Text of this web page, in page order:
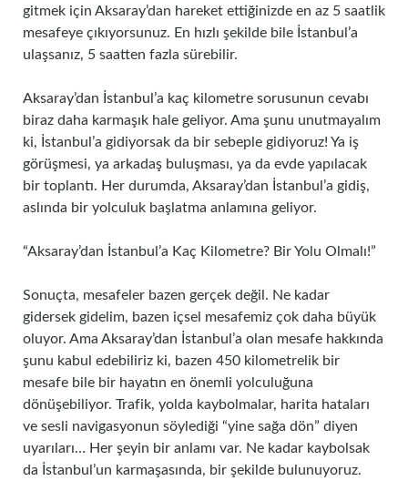
gitmek için Aksaray’dan hareket ettiğinizde en az 5 saatlik
mesafeye çıkıyorsunuz. En hızlı şekilde bile İstanbul’a
ulaşsanız, 5 saatten fazla sürebilir.
Aksaray’dan İstanbul’a kaç kilometre sorusunun cevabı
biraz daha karmaşık hale geliyor. Ama şunu unutmayalım
ki, İstanbul’a gidiyorsak da bir sebeple gidiyoruz! Ya iş
görüşmesi, ya arkadaş buluşması, ya da evde yapılacak
bir toplantı. Her durumda, Aksaray’dan İstanbul’a gidiş,
aslında bir yolculuk başlatma anlamına geliyor.
“Aksaray’dan İstanbul’a Kaç Kilometre? Bir Yolu Olmalı!”
Sonuçta, mesafeler bazen gerçek değil. Ne kadar
gidersek gidelim, bazen içsel mesafemiz çok daha büyük
oluyor. Ama Aksaray’dan İstanbul’a olan mesafe hakkında
şunu kabul edebiliriz ki, bazen 450 kilometrelik bir
mesafe bile bir hayatın en önemli yolculuğuna
dönüşebiliyor. Trafik, yolda kaybolmalar, harita hataları
ve sesli navigasyonun söylediği “yine sağa dön” diyen
uyarıları… Her şeyin bir anlamı var. Ne kadar kaybolsak
da İstanbul’un karmaşasında, bir şekilde bulunuyoruz.